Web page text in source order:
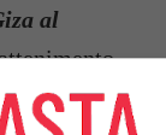
al